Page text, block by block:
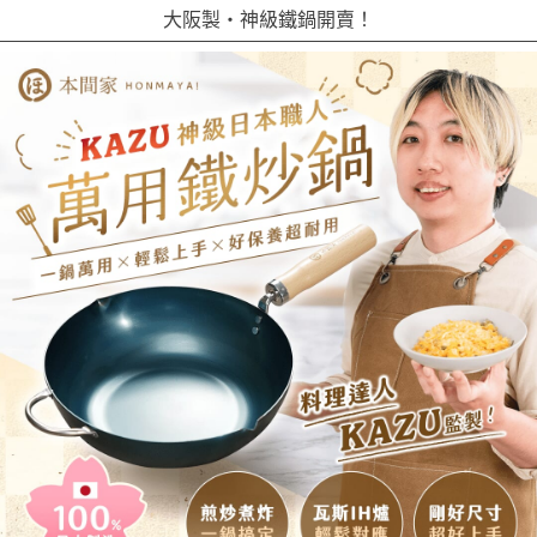
大阪製・神級鐵鍋開賣！